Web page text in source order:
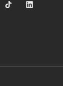
Youtube
auf Instagram
Sparkasse auf
Sparkasse